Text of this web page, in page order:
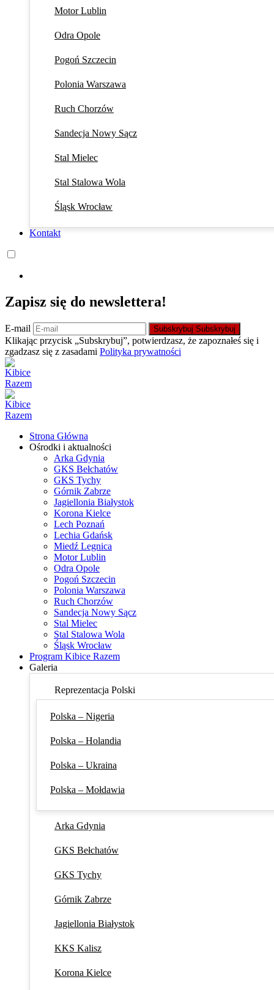
Motor Lublin
Odra Opole
Pogoń Szczecin
Polonia Warszawa
Ruch Chorzów
Sandecja Nowy Sącz
Stal Mielec
Stal Stalowa Wola
Śląsk Wrocław
Kontakt
Zapisz się do newslettera!
E-mail Subskrybuj Subskrybuj
Klikając przycisk „Subskrybuj”, potwierdzasz, że zapoznałeś się i
zgadzasz się z zasadami Polityka prywatności
Strona Główna
Ośrodki i aktualności
Arka Gdynia
GKS Bełchatów
GKS Tychy
Górnik Zabrze
Jagiellonia Białystok
Korona Kielce
Lech Poznań
Lechia Gdańsk
Miedź Legnica
Motor Lublin
Odra Opole
Pogoń Szczecin
Polonia Warszawa
Ruch Chorzów
Sandecja Nowy Sącz
Stal Mielec
Stal Stalowa Wola
Śląsk Wrocław
Program Kibice Razem
Galeria
Reprezentacja Polski
Polska – Nigeria
Polska – Holandia
Polska – Ukraina
Polska – Mołdawia
Arka Gdynia
GKS Bełchatów
GKS Tychy
Górnik Zabrze
Jagiellonia Białystok
KKS Kalisz
Korona Kielce